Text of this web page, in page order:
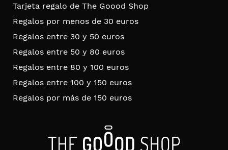
Tarjeta regalo de The Goood Shop
Regalos por menos de 30 euros
Regalos entre 30 y 50 euros
Regalos entre 50 y 80 euros
Regalos entre 80 y 100 euros
Regalos entre 100 y 150 euros
Regalos por más de 150 euros